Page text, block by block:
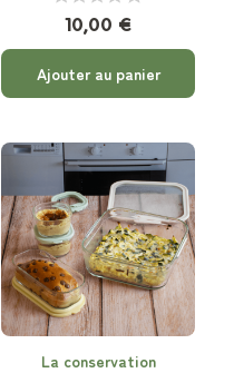
10,00 €
Ajouter au panier
La conservation